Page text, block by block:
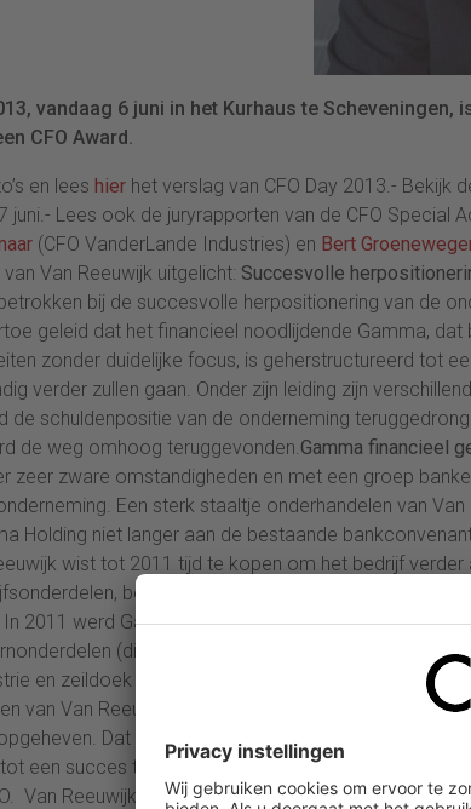
vandaag 6 juni in het Kurhaus te Scheveningen,
CFO Award.
en lees hier het verslag van CFO Day 2013.- Bekijk
juni.- Lees ook de juryrapporten van de CFO Special
(CFO VanderLande Industries) en Bert
Van Reeuwijk uitgelicht: Succesvolle
bij de succesvolle herpositionering van de
geleid dat het financieel noodlijdende Gamma, dat
zonder duidelijke focus, is geherstructureerd tot
verder zullen gaan. Onder zijn leiding zijn
de schuldenpositie van de onderneming
de weg omhoog teruggevonden.Gamma financieel
zeer zware omstandigheden en met een groep
Een sterk staaltje onderhandelen van
Holding niet langer aan de bestaande
wist tot 2011 tijd te kopen om het bedrijf
bezuinigen en snijden in het
2011 werd Gamma Holding overgenomen door
(die matrasstof maken, industriële filters,
en zeildoek voor wedstrijdjachten) draaien goed.
van Van Reeuwijk leiden tot het overbodig worden
Dat heeft Van Reeuwijk er niet van
een succes te maken. Niet alleen opbouwen, maar
Van Reeuwijk heeft dit vastberaden en goed